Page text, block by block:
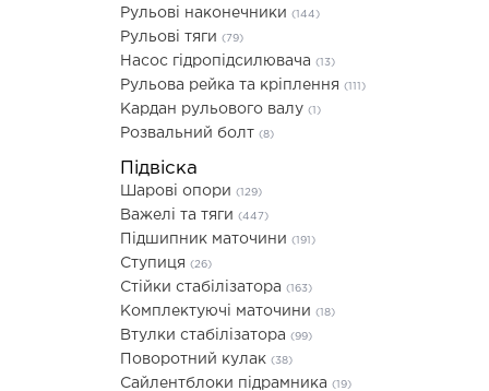
Рульові наконечники (144)
Рульові тяги (79)
Насос гідропідсилювача (13)
Рульова рейка та кріплення (111)
Кардан рульового валу (1)
Розвальний болт (8)
Підвіска
Шарові опори (129)
Важелі та тяги (447)
Підшипник маточини (191)
Ступиця (26)
Стійки стабілізатора (163)
Комплектуючі маточини (18)
Втулки стабілізатора (99)
Поворотний кулак (38)
Сайлентблоки підрамника (19)